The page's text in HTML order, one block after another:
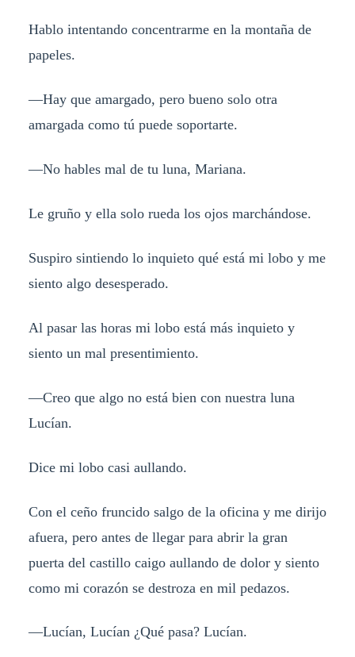
Hablo intentando concentrarme en la montaña de
papeles.
—Hay que amargado, pero bueno solo otra
amargada como tú puede soportarte.
—No hables mal de tu luna, Mariana.
Le gruño y ella solo rueda los ojos marchándose.
Suspiro sintiendo lo inquieto qué está mi lobo y me
siento algo desesperado.
Al pasar las horas mi lobo está más inquieto y
siento un mal presentimiento.
—Creo que algo no está bien con nuestra luna
Lucían.
Dice mi lobo casi aullando.
Con el ceño fruncido salgo de la oficina y me dirijo
afuera, pero antes de llegar para abrir la gran
puerta del castillo caigo aullando de dolor y siento
como mi corazón se destroza en mil pedazos.
—Lucían, Lucían ¿Qué pasa? Lucían.